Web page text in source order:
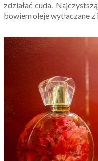
zdziałać cuda.
bowiem oleje wytłaczane z